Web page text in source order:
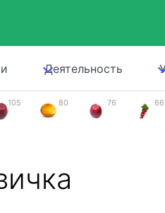
Деятельность
105 80 76 66